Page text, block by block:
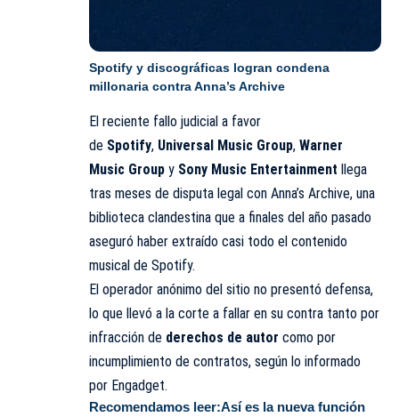
Spotify y discográficas logran condena
millonaria contra Anna’s Archive
El reciente fallo judicial a favor
de Spotify, Universal Music Group, Warner
Music Group y Sony Music Entertainment llega
tras meses de disputa legal con Anna’s Archive, una
biblioteca clandestina que a finales del año pasado
aseguró haber extraído casi todo el contenido
musical de Spotify.
El operador anónimo del sitio no presentó defensa,
lo que llevó a la corte a fallar en su contra tanto por
infracción de derechos de autor como por
incumplimiento de contratos, según lo informado
por Engadget.
Recomendamos leer:Así es la nueva función